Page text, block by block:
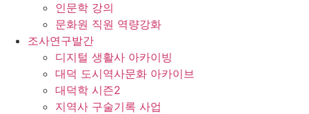
인문학 강의
문화원 직원 역량강화
조사연구발간
디지털 생활사 아카이빙
대덕 도시역사문화 아카이브
대덕학 시즌2
지역사 구술기록 사업